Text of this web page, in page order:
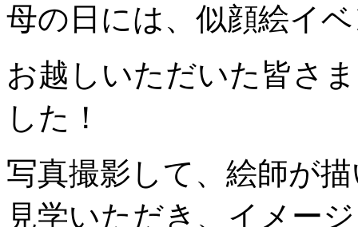
母の日には、似顔絵イ
お越しいただいた皆さ
した！
写真撮影して、絵師が
見学いただき、イメー